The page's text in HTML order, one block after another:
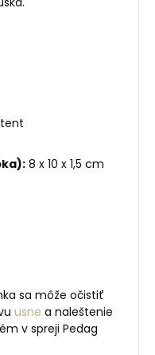
8 x 10 x 1,5 cm
sa môže očistiť
usne a naleštenie
v spreji Pedag